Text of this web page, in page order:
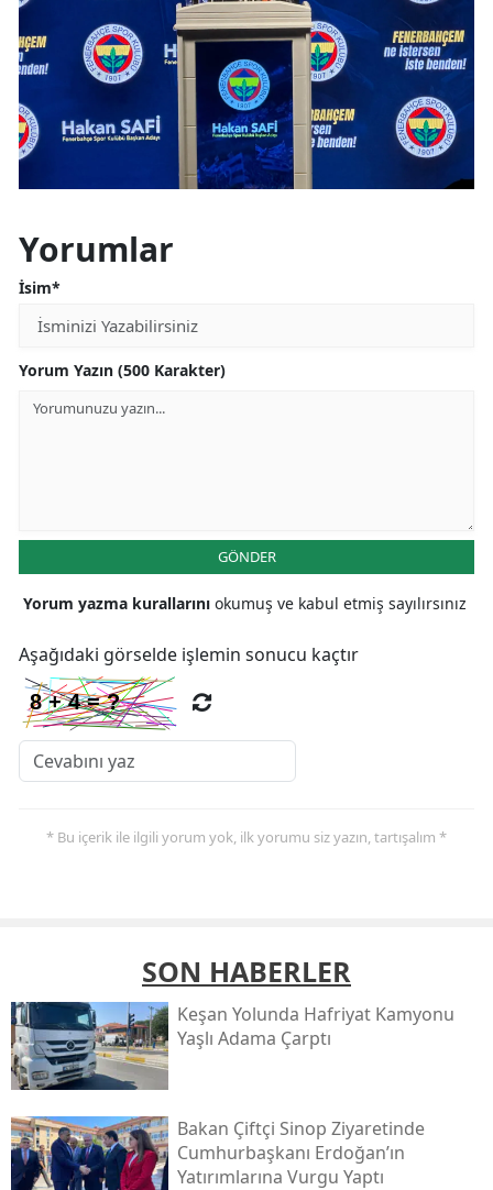
Yorumlar
İsim*
Yorum Yazın (500 Karakter)
GÖNDER
Yorum yazma kurallarını okumuş ve kabul etmiş sayılırsınız
Aşağıdaki görselde işlemin sonucu kaçtır
* Bu içerik ile ilgili yorum yok, ilk yorumu siz yazın, tartışalım *
SON HABERLER
Keşan Yolunda Hafriyat Kamyonu
Yaşlı Adama Çarptı
Bakan Çiftçi Sinop Ziyaretinde
Cumhurbaşkanı Erdoğan’ın
Yatırımlarına Vurgu Yaptı